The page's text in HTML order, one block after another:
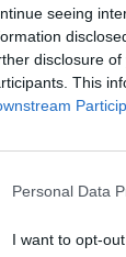
seeing
disclosure of
This
Personal Data
I want to opt-